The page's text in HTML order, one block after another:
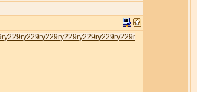
у229rу229rу229rу229rу229rу229rу229r